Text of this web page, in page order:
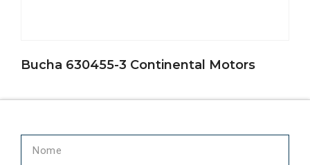
Bucha 630455-3 Continental Motors